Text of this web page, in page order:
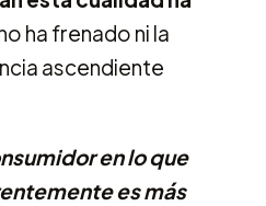
ha frenado ni la
ascendiente
en lo que
es más